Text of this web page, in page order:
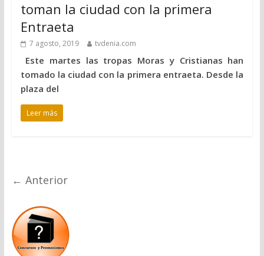
toman la ciudad con la primera
Entraeta
7 agosto, 2019 tvdenia.com
Este martes las tropas Moras y Cristianas han
tomado la ciudad con la primera entraeta. Desde la
plaza del
Leer más
← Anterior